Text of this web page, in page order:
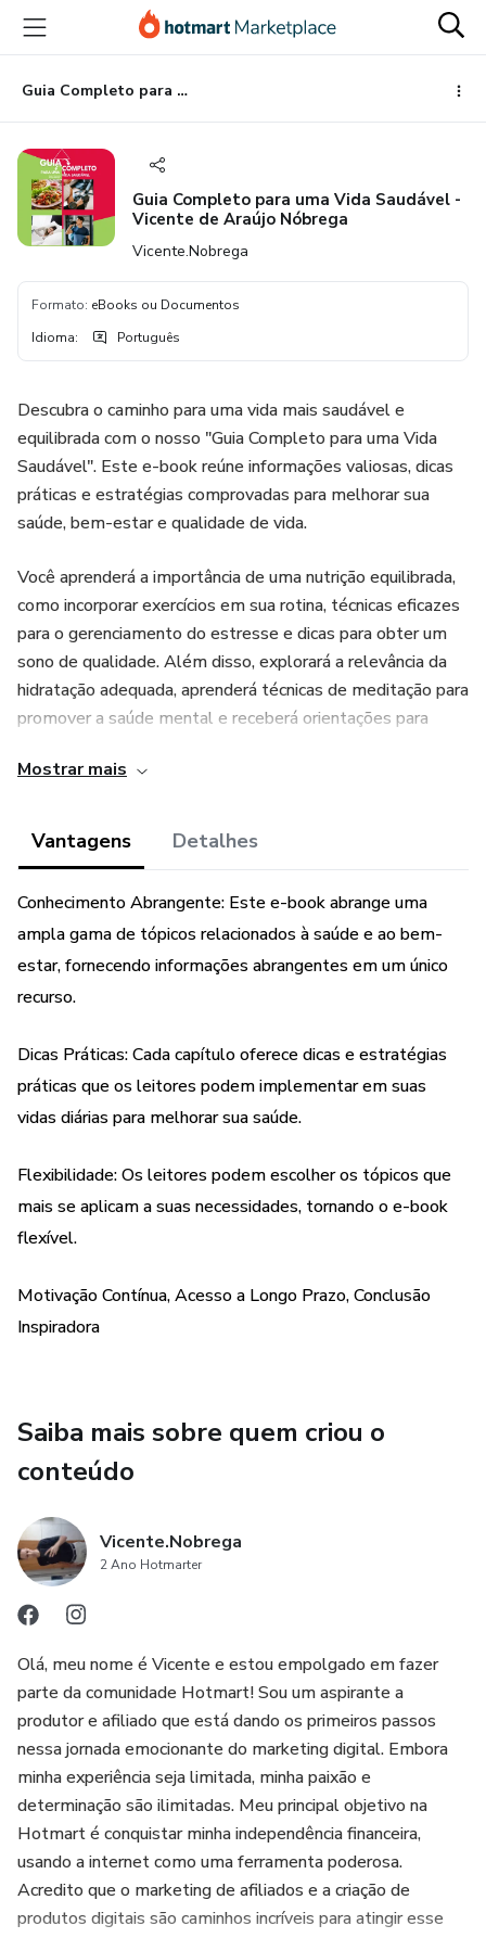
para
conteúdo
principal
para
pagamento
para
rodapé
Guia Completo para uma Vida Saudável - Vicente de Araújo Nóbrega
Guia Completo para uma Vida Saudável -
Vicente de Araújo Nóbrega
Vicente.Nobrega
Formato: eBooks ou Documentos
Idioma: Português
Descubra o caminho para uma vida mais saudável e
equilibrada com o nosso "Guia Completo para uma Vida
Saudável". Este e-book reúne informações valiosas, dicas
práticas e estratégias comprovadas para melhorar sua
saúde, bem-estar e qualidade de vida.
Você aprenderá a importância de uma nutrição equilibrada,
como incorporar exercícios em sua rotina, técnicas eficazes
para o gerenciamento do estresse e dicas para obter um
sono de qualidade. Além disso, explorará a relevância da
hidratação adequada, aprenderá técnicas de meditação para
promover a saúde mental e receberá orientações para
peso saudável, prevenção de doenças crônicas e a
manutenção de um estilo de vida saudável a longo prazo.
práticas que podem ser aplicadas em sua vida diária.
Comece hoje sua jornada em direção a uma vida mais
saudável e vibrante. Este e-book é o recurso que você
A mudança começa com o conhecimento e a ação, e este
guia é o primeiro passo em direção a uma vida mais
saudável e equilibrada. Estamos aqui para apoiar você em
Mostrar mais
Vantagens Detalhes
Conhecimento Abrangente: Este e-book abrange uma
ampla gama de tópicos relacionados à saúde e ao bem-
estar, fornecendo informações abrangentes em um único
recurso.
Dicas Práticas: Cada capítulo oferece dicas e estratégias
práticas que os leitores podem implementar em suas
vidas diárias para melhorar sua saúde.
Flexibilidade: Os leitores podem escolher os tópicos que
mais se aplicam a suas necessidades, tornando o e-book
flexível.
Motivação Contínua, Acesso a Longo Prazo, Conclusão
Inspiradora
Saiba mais sobre quem criou o
conteúdo
Vicente.Nobrega
2 Ano Hotmarter
Olá, meu nome é Vicente e estou empolgado em fazer
parte da comunidade Hotmart! Sou um aspirante a
produtor e afiliado que está dando os primeiros passos
nessa jornada emocionante do marketing digital. Embora
minha experiência seja limitada, minha paixão e
determinação são ilimitadas. Meu principal objetivo na
Hotmart é conquistar minha independência financeira,
usando a internet como uma ferramenta poderosa.
Acredito que o marketing de afiliados e a criação de
produtos digitais são caminhos incríveis para atingir esse